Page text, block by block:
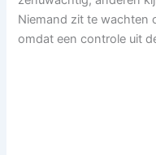
Niemand zit te wachten
omdat een controle uit